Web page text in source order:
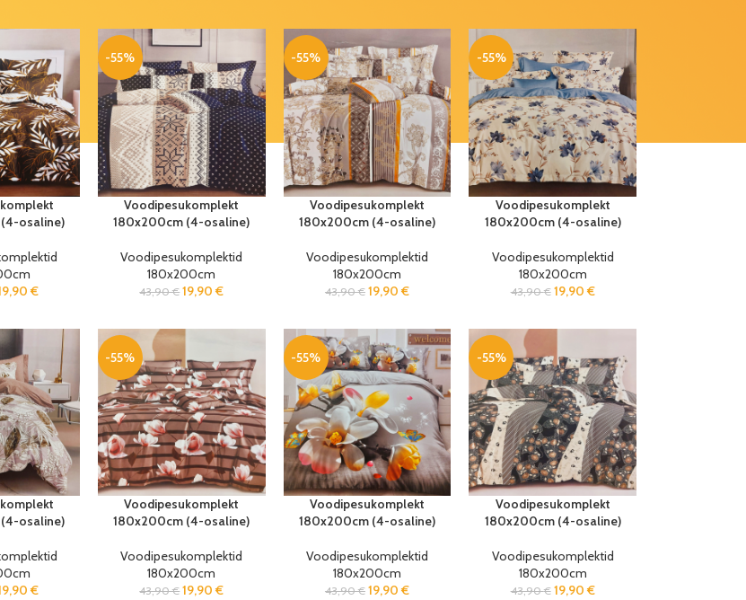
osaline)
€
-55%
Voodipesukomplekt
180x200cm (4-osaline)
Voodipesukomplektid
180x200cm
43,90€ 19,90€
-55%
Voodipesukomplekt
180x200cm (4-osaline)
Voodipesukomplektid
180x200cm
43,90€ 19,90 €
-55%
Voodipesukomplekt
180x200cm (4-osaline)
Voodipesukomplektid
180x200cm
43,90€ 19,90 €
osaline)
€
-55%
Voodipesukomplekt
180x200cm (4-osaline)
Voodipesukomplektid
180x200cm
43,90€ 19,90€
-55%
Voodipesukomplekt
180x200cm (4-osaline)
Voodipesukomplektid
180x200cm
43,90€ 19,90 €
-55%
Voodipesukomplekt
180x200cm (4-osaline)
Voodipesukomplektid
180x200cm
43,90€ 19,90 €